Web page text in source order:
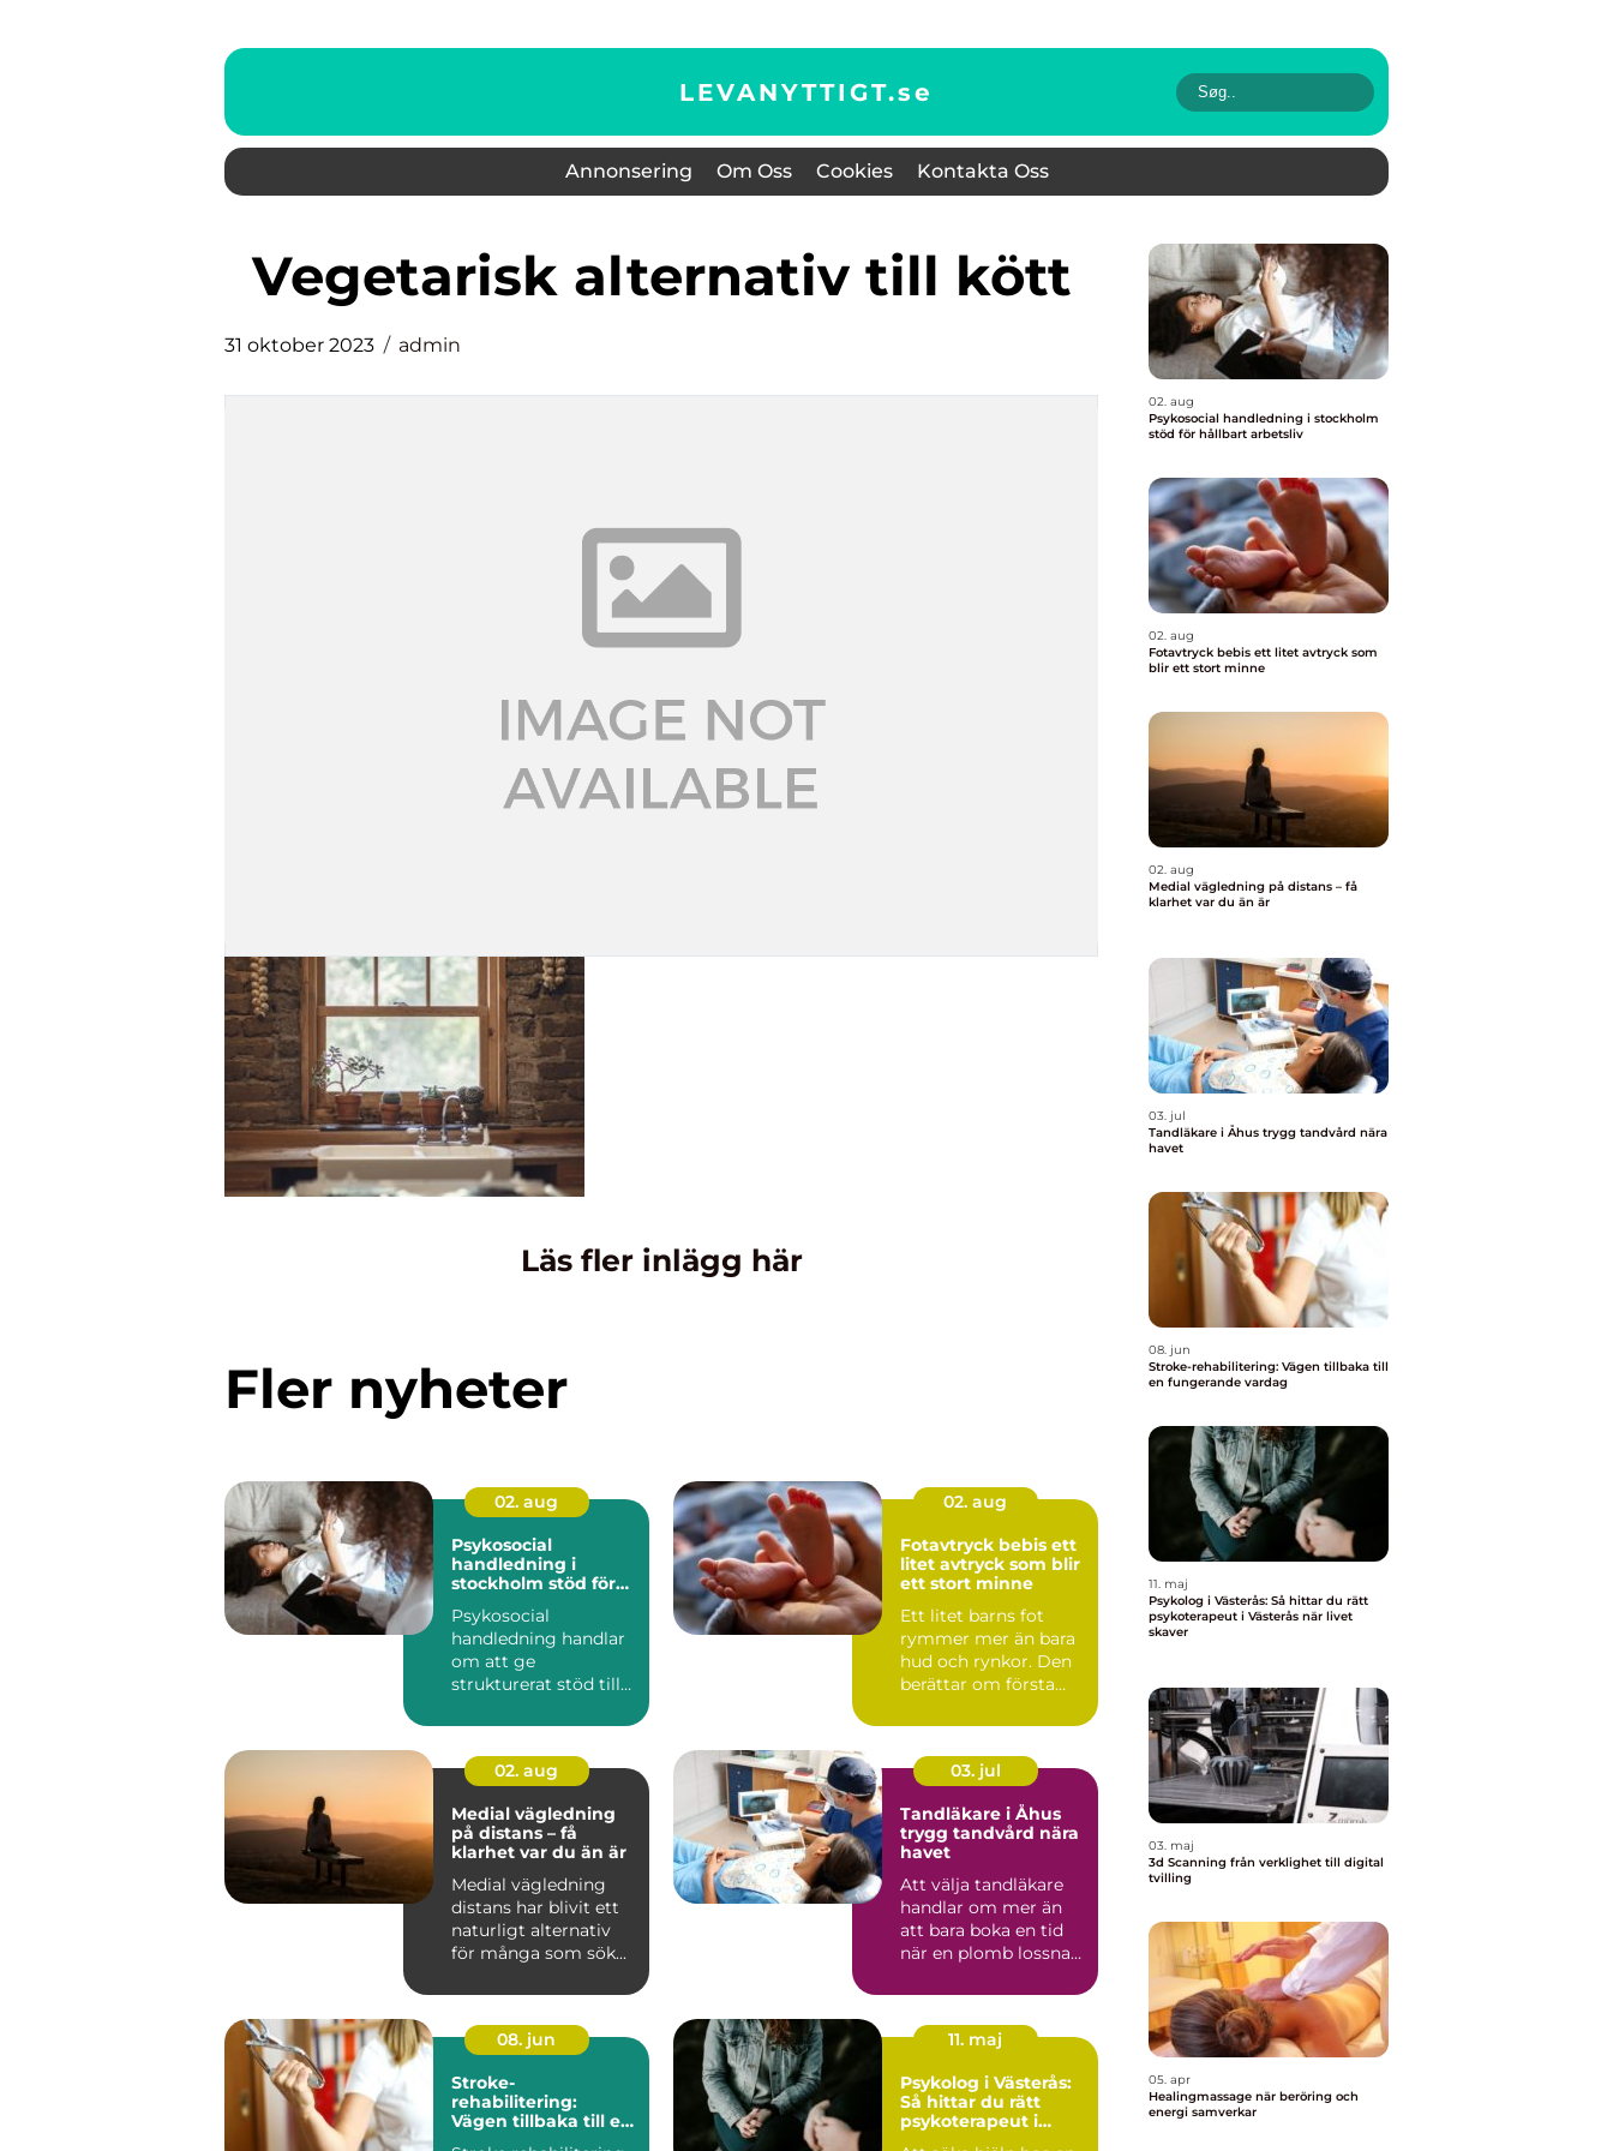
LEVANYTTIGT.se
Annonsering Om Oss Cookies Kontakta Oss
vegetarisk alternativ till kött
31 oktober 2023 admin
Läs fler inlägg här
Fler nyheter
02. aug
Psykosocial
handledning i
stockholm stöd för
Psykosocial
handledning handlar
om att ge
strukturerat stöd till
arbete möter a...
02. aug
Fotavtryck bebis ett
litet avtryck som blir
ett stort minne
Ett litet barns fot
rymmer mer än bara
hud och rynkor. Den
berättar om första
tryggh...
02. aug
Medial vägledning
på distans – få
klarhet var du än är
Medial vägledning
distans har blivit ett
naturligt alternativ
för många som sök...
03. jul
Tandläkare i Åhus
trygg tandvård nära
havet
Att välja tandläkare
handlar om mer än
att bara boka en tid
när en plomb lossnar.
08. jun
Stroke-
rehabilitering:
Vägen tillbaka till en
11. maj
Psykolog i Västerås:
Så hittar du rätt
psykoterapeut i
02. aug
Psykosocial handledning i stockholm
stöd för hållbart arbetsliv
02. aug
Fotavtryck bebis ett litet avtryck som
blir ett stort minne
02. aug
Medial vägledning på distans – få
klarhet var du än är
03. jul
Tandläkare i Åhus trygg tandvård nära
havet
08. jun
Stroke-rehabilitering: Vägen tillbaka till
en fungerande vardag
11. maj
Psykolog i Västerås: Så hittar du rätt
psykoterapeut i Västerås när livet
skaver
03. maj
3d Scanning från verklighet till digital
tvilling
05. apr
Healingmassage när beröring och
energi samverkar